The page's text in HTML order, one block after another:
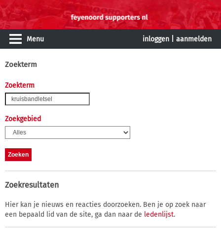
Menu inloggen aanmelden
Zoekterm
Zoekterm
Zoekgebied
Zoekresultaten
Hier kan je nieuws en reacties doorzoeken. Ben je op zoek naar
een bepaald lid van de site, ga dan naar de ledenlijst.